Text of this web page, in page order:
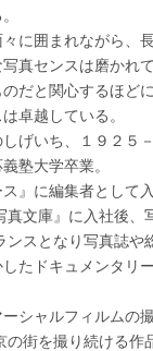
に囲まれながら、
写真センスは磨かれ
だと関心するほど
卓越している。
しげいち、１９２５－
塾大学卒業。
』に編集者として入
文庫』に入社後、
スとなり写真誌や
たドキュメンタリ
シャルフィルムの
街を撮り続ける作